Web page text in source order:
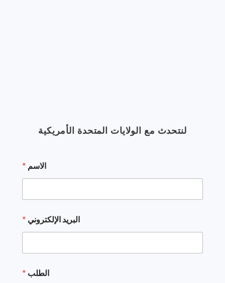
لنتحدث مع الولايات المتحدة الأمريكية
الاسم *
البريد الإلكتروني *
الطلب *